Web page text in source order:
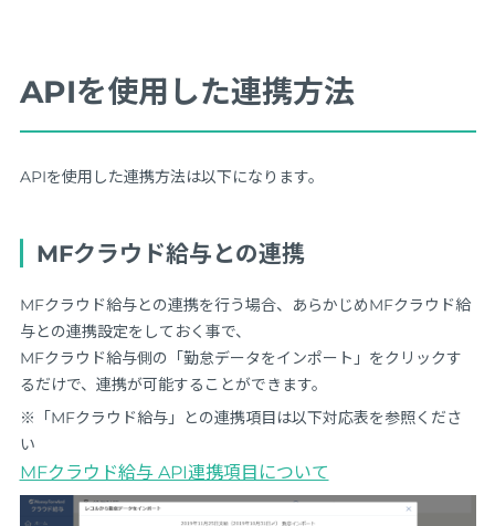
APIを使用した連携方法
APIを使用した連携方法は以下になります。
MFクラウド給与との連携
MFクラウド給与との連携を行う場合、あらかじめMFクラウド給
与との連携設定をしておく事で、
MFクラウド給与側の「勤怠データをインポート」をクリックす
るだけで、連携が可能することができます。
※「MFクラウド給与」との連携項目は以下対応表を参照くださ
い
MFクラウド給与 API連携項目について